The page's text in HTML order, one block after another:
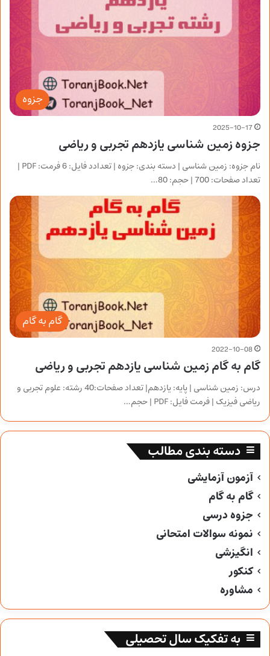
جزوه
2025-10-17
جزوه زمین شناسی یازدهم تجربی و ریاضی
نام جزوه: زمین شناسی | دسته بندی: جزوه | تعدادد فایل: 6 فرمت: PDF |
تعداد صفحات: 700 | حجم: 80…
گام به گام
2022-10-08
گام به گام زمین شناسی یازدهم تجربی و ریاضی
درس: زمین شناسی | پایه: یازدهم| تعداد صفحات:40 رشته: علوم تجربی و
ریاضی فیزیک | فرمت فایل: PDF | حجم…
دسته بندی مطالب
آزمون آزمایشی
گام به گام
جزوه درسی
نمونه سوالات امتحانی
انگیزشی
کنکور
مشاوره
به تفکیک سال تحصیلی